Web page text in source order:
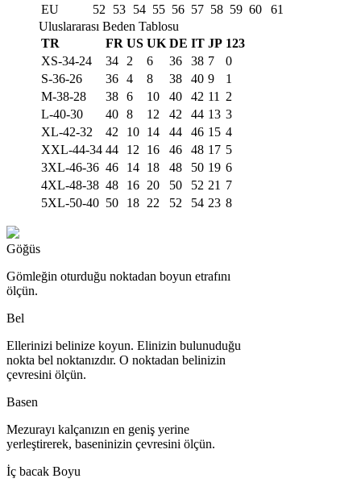
EU
52 53 54 55 56 57 58 59 60
61
Uluslararası Beden Tablosu
TR
FR US UK DE IT JP 123
XS-34-24
34 2 6 36 38 7
0
S-36-26
36 4 8 38 40 9
1
M-38-28
38 6 10 40 42 11
2
L-40-30
40 8 12 42 44 13 3
XL-42-32
42 10 14 44 46 15 4
XXL-44-34 44 12 16 46 48 17 5
3XL-46-36 46 14 18 48 50 19 6
4XL-48-38 48 16 20 50 52 21 7
5XL-50-40 50 18 22 52 54 23 8
Göğüs
Gömleğin oturduğu noktadan boyun etrafını
ölçün.
Bel
Ellerinizi belinize koyun. Elinizin bulunuduğu
nokta bel noktanızdır. O noktadan belinizin
çevresini ölçün.
Basen
Mezurayı kalçanızın en geniş yerine
yerleştirerek, baseninizin çevresini ölçün.
İç bacak Boyu